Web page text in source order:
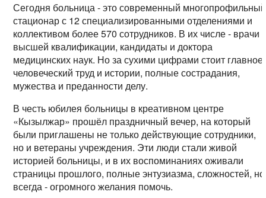
Сегодня больница - это современный многопрофильный
стационар с 12 специализированными отделениями и
коллективом более 570 сотрудников. В их числе - врачи
высшей квалификации, кандидаты и доктора
медицинских наук. Но за сухими цифрами стоит главное
человеческий труд и истории, полные сострадания,
мужества и преданности делу.
В честь юбилея больницы в креативном центре
«Кызылжар» прошёл праздничный вечер, на который
были приглашены не только действующие сотрудники,
но и ветераны учреждения. Эти люди стали живой
историей больницы, и в их воспоминаниях оживали
страницы прошлого, полные энтузиазма, сложностей, но
всегда - огромного желания помочь.